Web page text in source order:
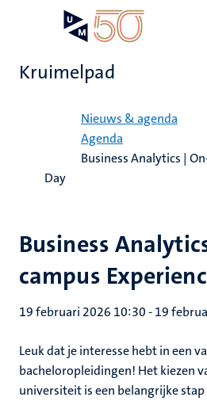
Kruimelpad
Nieuws & agenda
Agenda
Business Analytics |
Day
Business
campus
19 februari 2026 10:30-19
Leuk dat je interesse hebt in een
bacheloropleidingen! Het kiezen
universiteit is een belangrijke